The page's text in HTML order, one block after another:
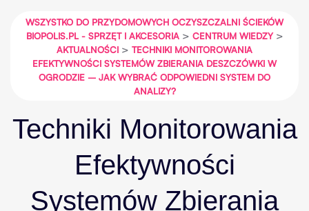
WSZYSTKO DO PRZYDOMOWYCH OCZYSZCZALNI ŚCIEKÓW
BIOPOLIS.PL - SPRZĘT I AKCESORIA> CENTRUM WIEDZY>
AKTUALNOŚCI > TECHNIKI MONITOROWANIA
EFEKTYWNOŚCI SYSTEMÓW ZBIERANIA DESZCZÓWKI W
OGRODZIE – JAK WYBRAĆ ODPOWIEDNI SYSTEM DO
ANALIZY?
Techniki Monitorowania
Efektywności
Systemów Zbierania